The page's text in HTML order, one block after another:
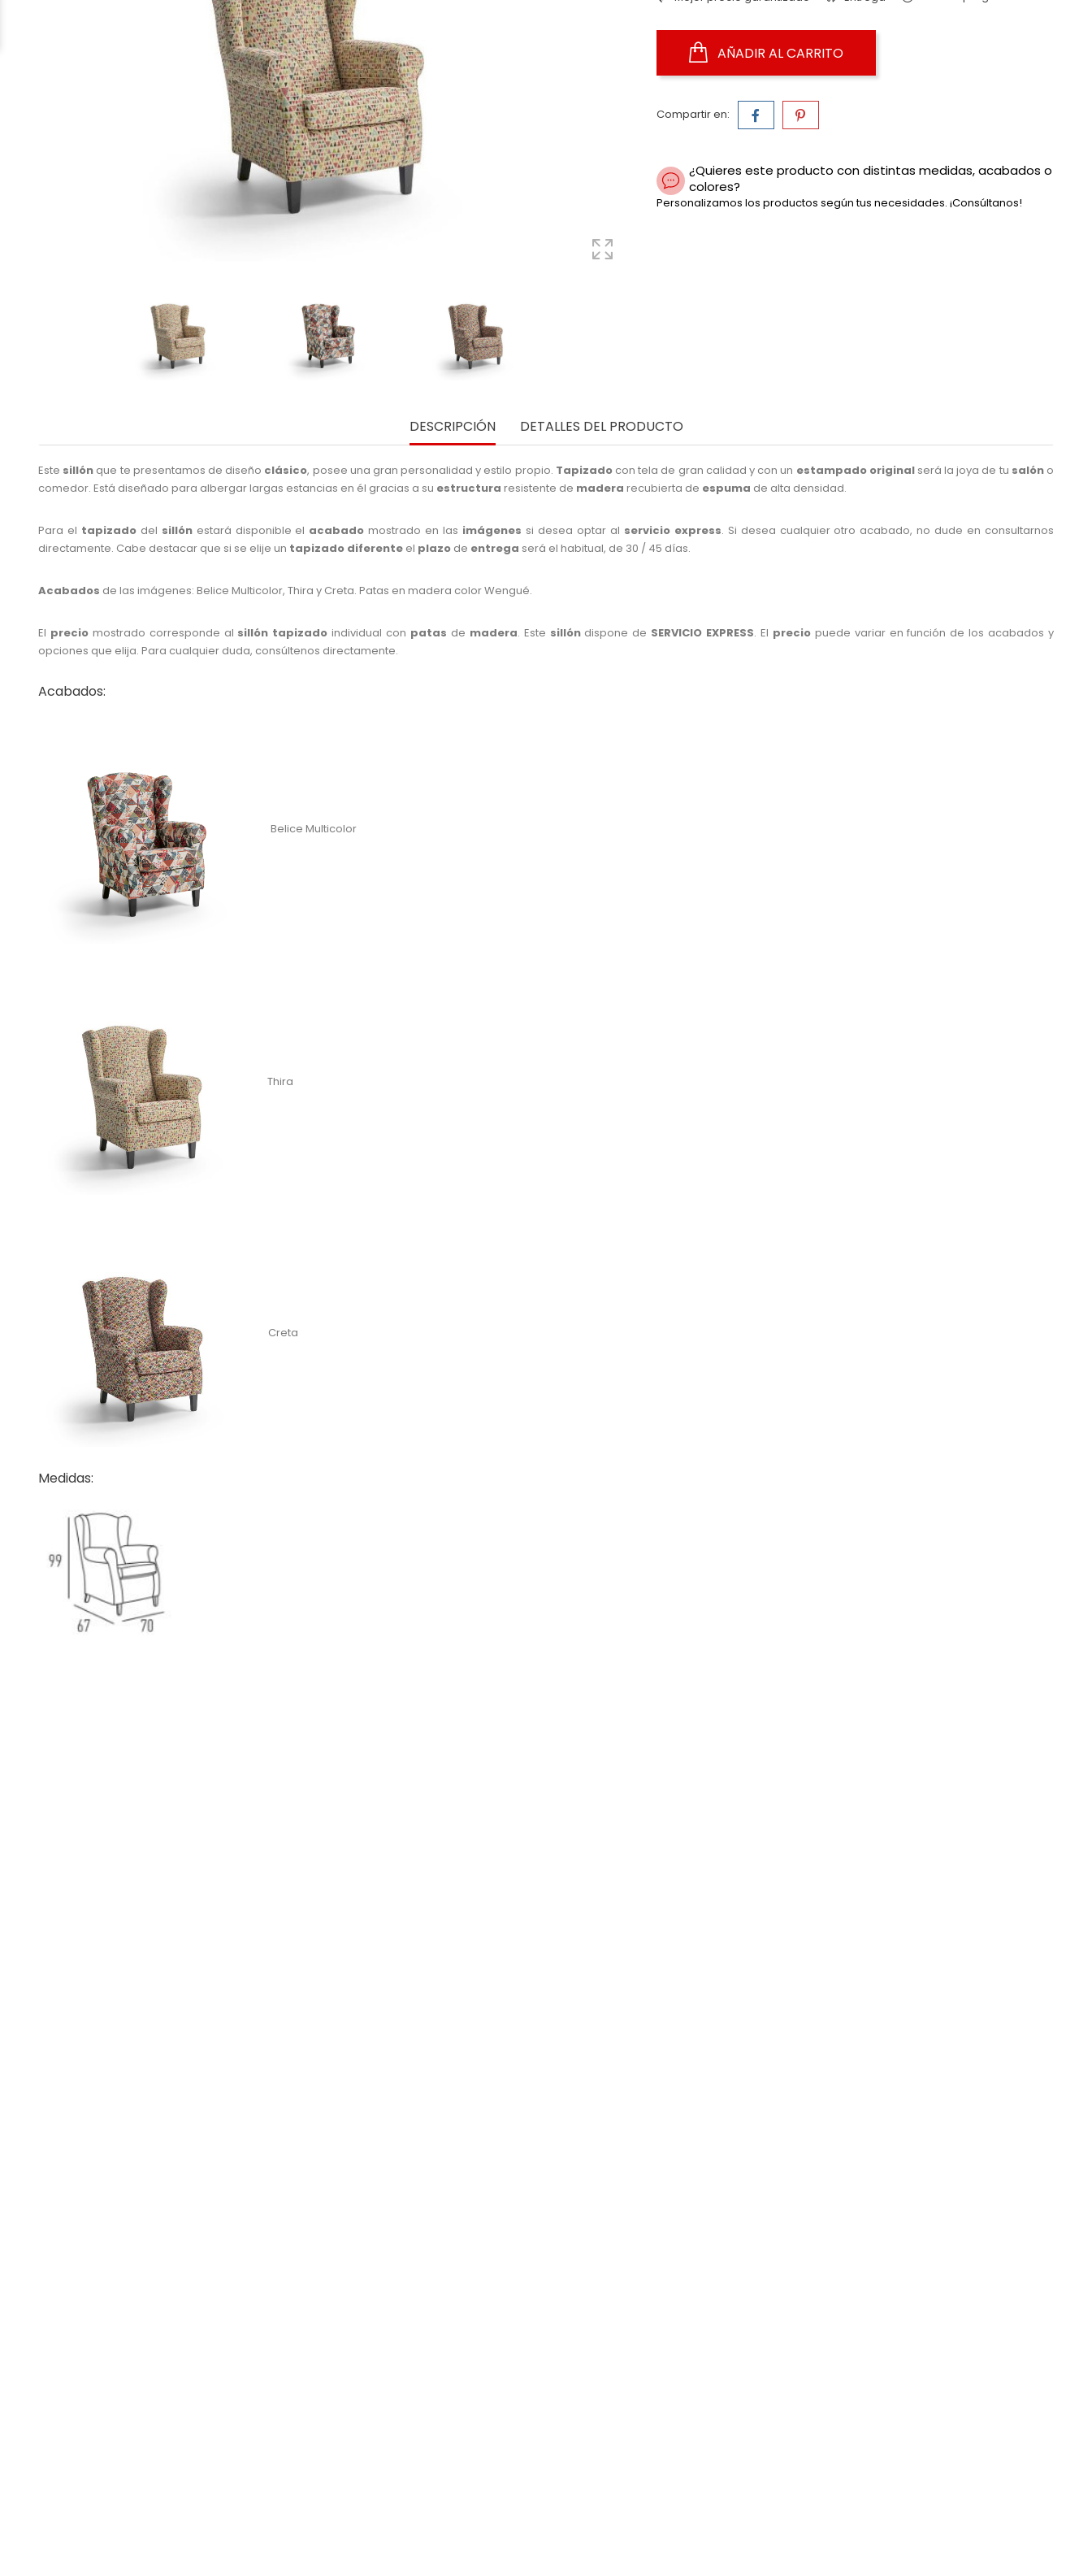
AÑADIR AL CARRITO
Compartir en:
¿Quieres este producto con distintas medidas, acabados o
colores?
Personalizamos los productos según tus necesidades. ¡Consúltanos!
DESCRIPCIÓN DETALLES DEL PRODUCTO
Este sillón que te presentamos de diseño clásico, posee una gran personalidad y estilo propio. Tapizadocon tela de gran calidad y con un estampado originalserá la joya de tu salóno
comedor. Está diseñado para albergar largas estancias en él gracias a su estructura resistente de madera recubierta de espuma de alta densidad.
Para el tapizadodel sillónestará disponible el acabado mostrado en las imágenes si desea optar al servicio express. Si desea cualquier otro acabado, no dude en consultarnos
directamente. Cabe destacar que si se elije un tapizado diferente el plazo de entrega será el habitual, de 30 / 45 días.
Acabados de las imágenes: Belice Multicolor, Thira y Creta. Patas en madera color Wengué.
El preciomostrado corresponde al sillón tapizadoindividual con patas de madera. Este sillón dispone de SERVICIO EXPRESS. El preciopuede variar en función de los acabados y
opciones que elija. Para cualquier duda, consúltenos directamente.
Acabados:
Belice Multicolor
Thira
Creta
Medidas: